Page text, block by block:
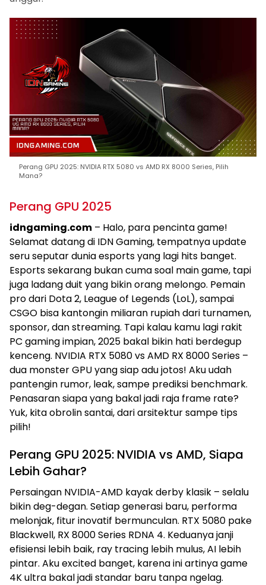
Perang GPU 2025: NVIDIA RTX 5080 vs AMD RX 8000 Series, Pilih
Mana?
Perang GPU 2025
idngaming.com – Halo, para pencinta game!
Selamat datang di IDN Gaming, tempatnya update
seru seputar dunia esports yang lagi hits banget.
Esports sekarang bukan cuma soal main game, tapi
juga ladang duit yang bikin orang melongo. Pemain
pro dari Dota 2, League of Legends (LoL), sampai
CSGO bisa kantongin miliaran rupiah dari turnamen,
sponsor, dan streaming. Tapi kalau kamu lagi rakit
PC gaming impian, 2025 bakal bikin hati berdegup
kenceng. NVIDIA RTX 5080 vs AMD RX 8000 Series –
dua monster GPU yang siap adu jotos! Aku udah
pantengin rumor, leak, sampe prediksi benchmark.
Penasaran siapa yang bakal jadi raja frame rate?
Yuk, kita obrolin santai, dari arsitektur sampe tips
pilih!
Perang GPU 2025: NVIDIA vs AMD, Siapa
Lebih Gahar?
Persaingan NVIDIA-AMD kayak derby klasik – selalu
bikin deg-degan. Setiap generasi baru, performa
melonjak, fitur inovatif bermunculan. RTX 5080 pake
Blackwell, RX 8000 Series RDNA 4. Keduanya janji
efisiensi lebih baik, ray tracing lebih mulus, AI lebih
pintar. Aku excited banget, karena ini artinya game
4K ultra bakal jadi standar baru tanpa ngelag.